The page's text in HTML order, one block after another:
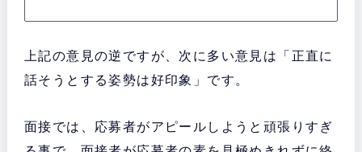
上記の意見の逆ですが、次に多い意見は「正直に
話そうとする姿勢は好印象」です。
面接では、応募者がアピールしようと頑張りすぎ